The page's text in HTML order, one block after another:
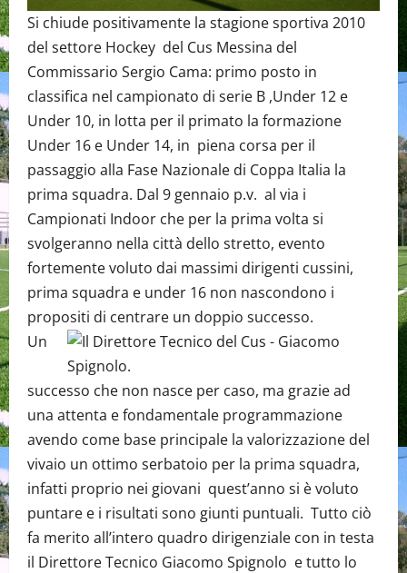
Si chiude positivamente la stagione sportiva 2010
del settore Hockey del Cus Messina del
Commissario Sergio Cama: primo posto in
classifica nel campionato di serie B ,Under 12 e
Under 10, in lotta per il primato la formazione
Under 16 e Under 14, in piena corsa per il
passaggio alla Fase Nazionale di Coppa Italia la
prima squadra. Dal 9 gennaio p.v. al via i
Campionati Indoor che per la prima volta si
svolgeranno nella città dello stretto, evento
fortemente voluto dai massimi dirigenti cussini,
prima squadra e under 16 non nascondono i
propositi di centrare un doppio successo.
Un
successo che non nasce per caso, ma grazie ad
una attenta e fondamentale programmazione
avendo come base principale la valorizzazione del
vivaio un ottimo serbatoio per la prima squadra,
infatti proprio nei giovani quest’anno si è voluto
puntare e i risultati sono giunti puntuali. Tutto ciò
fa merito all’intero quadro dirigenziale con in testa
il Direttore Tecnico Giacomo Spignolo e tutto lo